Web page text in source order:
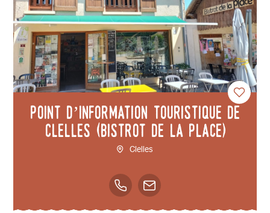
Point d’information touristique de
Clelles (Bistrot de la place)
Clelles